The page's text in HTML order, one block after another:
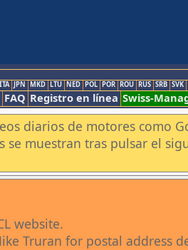
ITA JPN MKD LTU NED POL POR ROU RUS SRB SVK
FAQ Registro en línea Swiss-
diarios de motores como
se muestran tras pulsar el
website.
Truran for postal address